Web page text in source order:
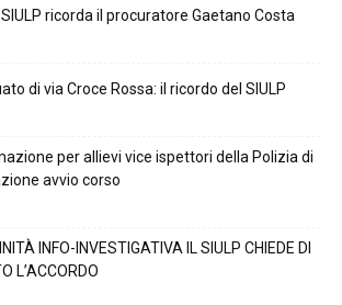
ricorda il procuratore Gaetano Costa
di via Croce Rossa: il ricordo del SIULP
per allievi vice ispettori della Polizia di
avvio corso
INFO-INVESTIGATIVA IL SIULP CHIEDE DI
L’ACCORDO